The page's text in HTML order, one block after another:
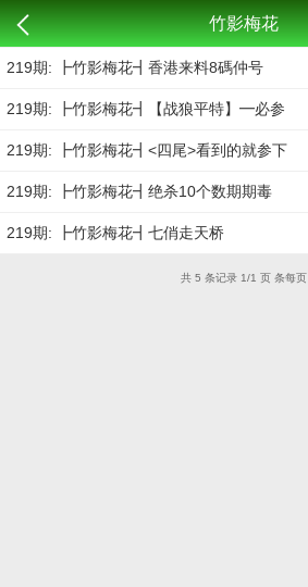
竹影梅花
219期: ┣竹影梅花┫香港来料8碼仲号
219期: ┣竹影梅花┫【战狼平特】━必参
219期: ┣竹影梅花┫<四尾>看到的就参下
219期: ┣竹影梅花┫绝杀10个数期期毒
219期: ┣竹影梅花┫七俏走天桥
共 5 条记录 1/1 页 条每页